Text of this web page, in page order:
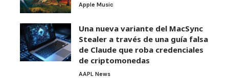
Apple Music
Una nueva variante del MacSync
Stealer a través de una guía falsa
de Claude que roba credenciales
de criptomonedas
AAPL News